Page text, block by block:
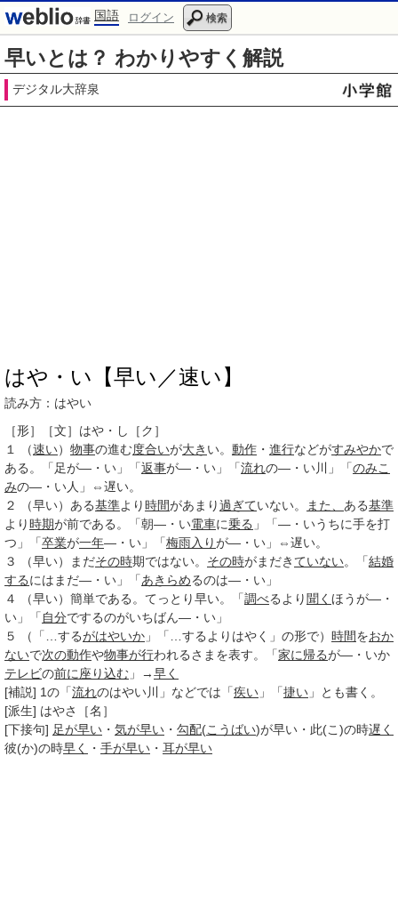
国語 ログイン 検索
早いとは？ わかりやすく解説
デジタル大辞泉
はや・い【早い／速い】
読み方：はやい
［形］
［文］はや・し
［ク］
１
（速い） 物事の進む度合いが大き い。 動作 ・ 進行などがすみやかで
ある。「足が―・い」「返事が―・い」「流れの―・い川」「のみこ
みの―・い人」⇔遅い。
２
（早い）ある基準より時間があまり過ぎていない。 また、 ある基準
より時期が前である。「朝―・い電車に乗る 」「―・いうちに手を打
つ」「卒業が一年―・い」「梅雨入りが―・い」⇔遅い。
３
（早い）まだその時期ではない。 その時がまだき ていない。「結婚
するにはまだ―・い」「あきらめるのは―・い」
４
（早い）簡単である。てっとり早い。「調べるより 聞く ほうが―・
い」「 自分でするのがいちばん―・い」
５
（「…するがはやいか 」「…するよりはやく」の形で） 時間をおか
ないで次の動作や物事が行われるさまを表す。「家に帰るが―・いか
テレビの前に座り込む 」→早く
[補説] 1の「流れのはやい川」などでは「疾い 」「捷い 」とも書く。
[派生] はやさ
［名］
[下接句] 足が早い ・ 気が早い ・ 勾配(こうばい)が早い・此(こ)の時遅く
彼(か)の時早く ・ 手が早い ・ 耳が早い